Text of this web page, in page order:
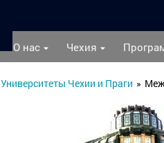
О нас Чехия
Университеты Чехии и Праги »